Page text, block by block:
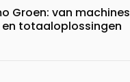
Groen: van machines
totaaloplossingen